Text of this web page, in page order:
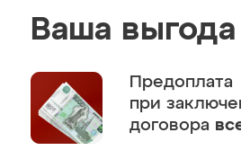
Ваша
Предоплата
при
договора